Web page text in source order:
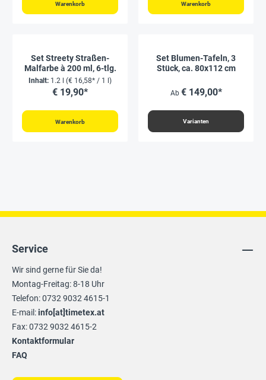
Warenkorb Warenkorb
Set Streety Straßen-
Malfarbe à 200 ml, 6-tlg.
Inhalt: 1.2 l (€ 16,58* / 1 l)
€ 19,90*
Warenkorb
Set Blumen-Tafeln, 3
Stück, ca. 80x112 cm
Ab € 149,00*
Varianten
Service
Wir sind gerne für Sie da!
Montag-Freitag: 8-18 Uhr
Telefon: 0732 9032 4615-1
E-mail:info[at]timetex.at
Fax: 0732 9032 4615-2
Kontaktformular
FAQ